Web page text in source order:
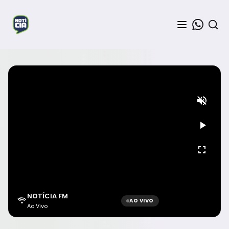
NOTÍCIA FM
Ao Vivo
AO VIVO